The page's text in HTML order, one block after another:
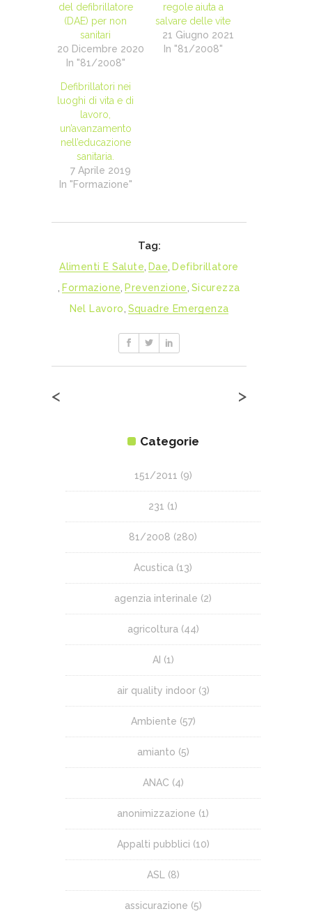
del defibrillatore
(DAE) per non
sanitari
20 Dicembre 2020
In "81/2008"
regole aiuta a
salvare delle vite
21 Giugno 2021
In "81/2008"
Defibrillatori nei
luoghi di vita e di
lavoro,
un’avanzamento
nell’educazione
sanitaria.
7 Aprile 2019
In "Formazione"
Tag:
Alimenti E Salute Dae Defibrillatore
Formazione Prevenzione Sicurezza
Nel Lavoro Squadre Emergenza
< >
Categorie
151/2011 (9)
231 (1)
81/2008 (280)
Acustica (13)
agenzia interinale (2)
agricoltura (44)
AI (1)
air quality indoor(3)
Ambiente (57)
amianto (5)
ANAC (4)
anonimizzazione (1)
Appalti pubblici (10)
ASL (8)
assicurazione (5)